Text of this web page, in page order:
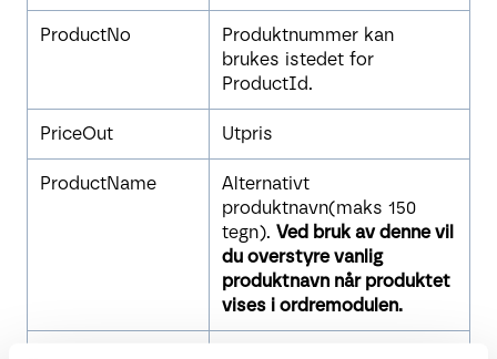
ProductNo
Produktnummer kan
brukes istedet for
ProductId.
PriceOut Utpris
ProductName
Alternativt
produktnavn(maks 150
tegn).Ved bruk av denne vil
du overstyre vanlig
produktnavn når produktet
vises i ordremodulen.